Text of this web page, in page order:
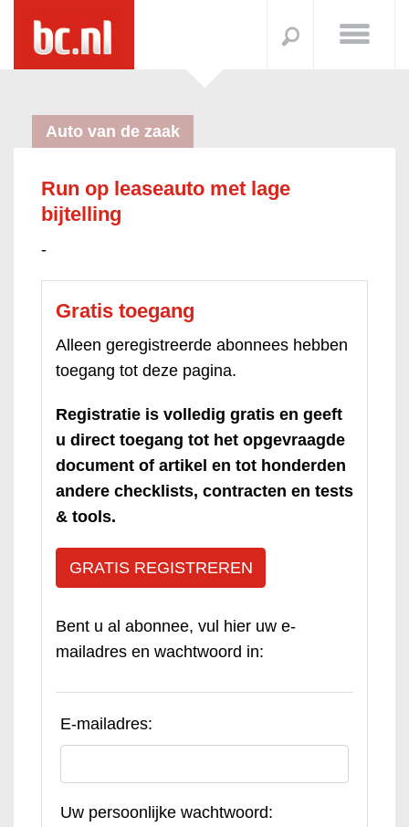
Auto van de zaak
Run op leaseauto met lage
bijtelling
-
Gratis toegang
Alleen geregistreerde abonnees hebben
toegang tot deze pagina.
Registratie is volledig gratis en geeft
u direct toegang tot het opgevraagde
document of artikel en tot honderden
andere checklists, contracten en tests
& tools.
GRATIS REGISTREREN
Bent u al abonnee, vul hier uw e-
mailadres en wachtwoord in:
E-mailadres:
Uw persoonlijke wachtwoord: